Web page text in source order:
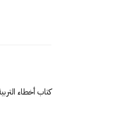
كتاب أخطاء